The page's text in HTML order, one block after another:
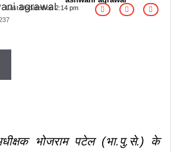
तोखन साहू के समक्ष उठाई सैनिक हितों की
अध्यक्ष | धारदार टंगिया से मानसिक
Last Updated on 2:14 pm
भोजराम पटेल (भा.पु.से.) के